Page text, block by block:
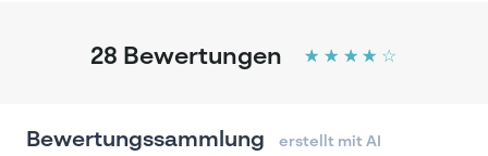
28 Bewertungen ☆ ☆ ☆ ☆ ☆
Bewertungssammlung erstellt mit AI